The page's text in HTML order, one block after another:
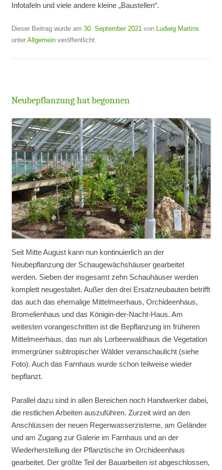
Infotafeln und viele andere kleine „Baustellen“.
Dieser Beitrag wurde am30. September 2021 von
Ludwig Martins
unterAllgemein veröffentlicht.
Neubepflanzung hat begonnen
Seit Mitte August kann nun kontinuierlich an der
Neubepflanzung der Schaugewächshäuser gearbeitet
werden. Sieben der insgesamt zehn Schauhäuser werden
komplett neugestaltet. Außer den drei Ersatzneubauten betrifft
das auch das ehemalige Mittelmeerhaus, Orchideenhaus,
Bromelienhaus und das Königin-der-Nacht-Haus. Am
weitesten vorangeschritten ist die Bepflanzung im früheren
Mittelmeerhaus, das nun als Lorbeerwaldhaus die Vegetation
immergrüner subtropischer Wälder veranschaulicht (siehe
Foto). Auch das Farnhaus wurde schon teilweise wieder
bepflanzt.
Parallel dazu sind in allen Bereichen noch Handwerker dabei,
die restlichen Arbeiten auszuführen. Zurzeit wird an den
Anschlüssen der neuen Regenwasserzisterne, am Geländer
und am Zugang zur Galerie im Farnhaus und an der
Wiederherstellung der Pflanztische im Orchideenhaus
gearbeitet. Der größte Teil der Bauarbeiten ist abgeschlossen,